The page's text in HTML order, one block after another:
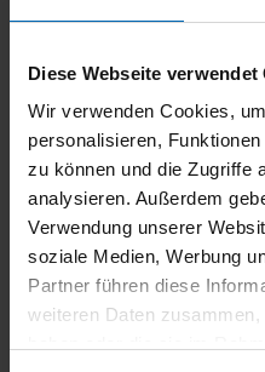
Diese Webseite verwendet
Wir verwenden Cookies,
personalisieren,
zu können und die Zugriffe
analysieren. Außerdem
Verwendung unserer
soziale Medien, Werbung
Partner führen diese
weiteren Daten
BMW 225
Gebrauchtwagen
Typ
Kilometerstand
Erstzulassung
Zustand
Leistung